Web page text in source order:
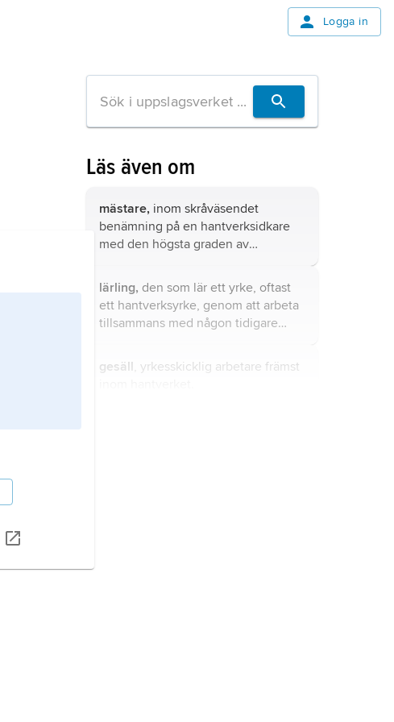
Logga in
Läs även om
mästare, inom skråväsendet
benämning på en hantverksidkare
med den högsta graden av
självständigt utöva yrket med
anställda gesäller och lärlingar.
lärling, den som lär ett yrke, oftast
ett hantverksyrke, genom att arbeta
tillsammans med någon tidigare
gesäll , yrkesskicklig arbetare främst